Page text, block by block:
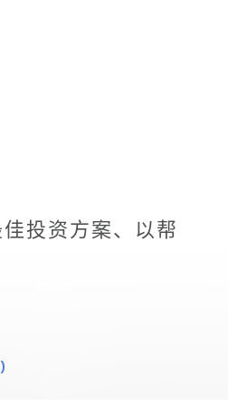
投资方案、以帮